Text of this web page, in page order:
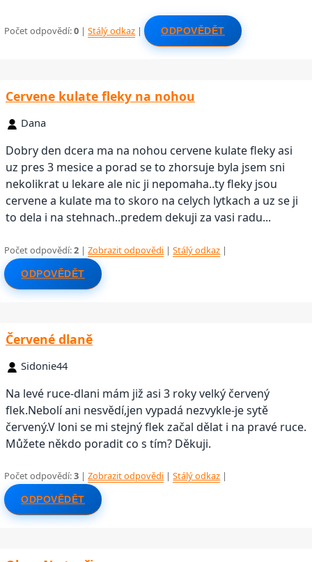
Počet odpovědí:0 |Stálý odkaz | ODPOVĚDĚT
Cervene kulate fleky na nohou
Dana
Dobry den dcera ma na nohou cervene kulate fleky asi
uz pres 3 mesice a porad se to zhorsuje byla jsem sni
nekolikrat u lekare ale nic ji nepomaha..ty fleky jsou
cervene a kulate ma to skoro na celych lytkach a uz se ji
to dela i na stehnach..predem dekuji za vasi radu...
Počet odpovědí:2 |Zobrazit odpovědi |Stálý odkaz |
ODPOVĚDĚT
Červené dlaně
Sidonie44
Na levé ruce-dlani mám již asi 3 roky velký červený
flek.Nebolí ani nesvědí,jen vypadá nezvykle-je sytě
červený.V loni se mi stejný flek začal dělat i na pravé ruce.
Můžete někdo poradit co s tím? Děkuji.
Počet odpovědí:3 |Zobrazit odpovědi |Stálý odkaz |
ODPOVĚDĚT